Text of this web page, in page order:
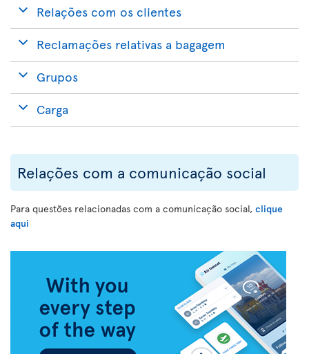
Relações com os clientes
Reclamações relativas a bagagem
Grupos
Carga
Relações com a comunicação social
Para questões relacionadas com a comunicação social, clique
aqui